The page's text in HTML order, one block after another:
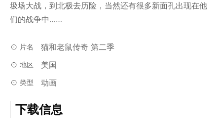
圾场大战，到北极去历险，当然还有很多新面孔出现在他
们的战争中……
片名 猫和老鼠传奇 第二季
地区 美国
类型 动画
下载信息